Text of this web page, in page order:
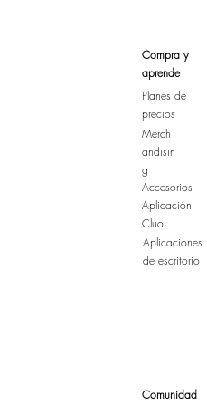
Compra y
aprende
Planes de
precios
Merch
andisin
g
Accesorios
Aplicación
Cluo
Aplicaciones
de escritorio
Comunidad